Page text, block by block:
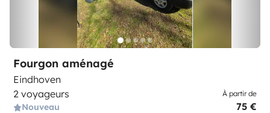
Fourgon aménagé
Eindhoven
2 voyageurs
Nouveau
À partir de
75 €